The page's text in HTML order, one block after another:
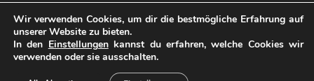
Wir verwenden Cookies, um dir die bestmögliche Erfahrung auf
unserer Website zu bieten.
In den Einstellungenkannst du erfahren, welche Cookies wir
verwenden oder sie ausschalten.